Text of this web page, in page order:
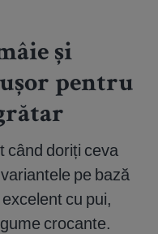
și
pentru
când doriți ceva
pe bază
cu pui,
crocante.